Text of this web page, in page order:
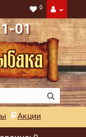
0
01
Акции